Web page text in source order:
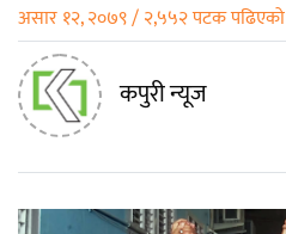
असार १२, २०७९ / २,५५२ पटक पढिएको
कपुरी न्यूज